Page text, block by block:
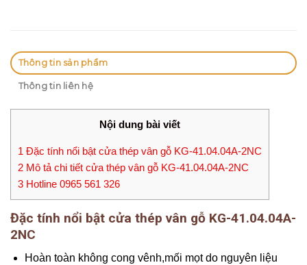
Thông tin sản phẩm
Thông tin liên hệ
Nội dung bài viết
1 Đặc tính nổi bật cửa thép vân gỗ KG-41.04.04A-2NC
2 Mô tả chi tiết cửa thép vân gỗ KG-41.04.04A-2NC
3 Hotline 0965 561 326
Đặc tính nổi bật cửa thép vân gỗ KG-41.04.04A-
2NC
Hoàn toàn không cong vênh,mối mọt do nguyên liệu